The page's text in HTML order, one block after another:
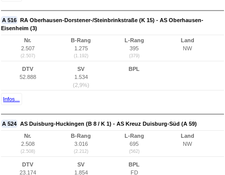
A 516 RA Oberhausen-Dorstener-/Steinbrinkstraße (K 15) - AS Oberhausen-
Eisenheim (3)
Nr.
2.507
(2.507)
B-Rang
1.275
(1.192)
L-Rang
395
(379)
Land
NW
DTV
52.888
SV
1.534
(2,9%)
BPL
Infos...
A 524 AS Duisburg-Huckingen (B 8 / K 1) - AS Kreuz Duisburg-Süd (A 59)
Nr.
2.508
(2.508)
B-Rang
3.016
(2.212)
L-Rang
695
(562)
Land
NW
DTV
23.174
SV
1.854
BPL
FD